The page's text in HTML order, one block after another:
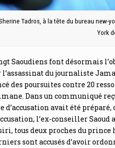
Tadros, à la tête du bureau new-
York
Saoudiens font désormais
l’assassinat du journaliste
des poursuites contre 20
Dans un communiqué
d’accusation avait été préparé,
l’ex-conseiller
tous deux proches du
sont accusés d’avoir